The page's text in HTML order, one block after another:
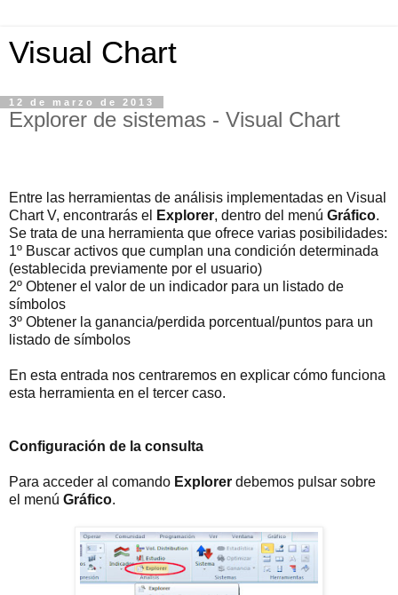
Visual Chart
12 de marzo de 2013
Explorer de sistemas - Visual Chart
Entre las herramientas de análisis implementadas en Visual
Chart V, encontrarás el
Explorer, dentro del menú Gráfico.
Se trata de una herramienta que ofrece varias posibilidades:
1º Buscar activos que cumplan una condición determinada
(establecida previamente por el usuario)
2º Obtener el valor de un indicador para un listado de
símbolos
3º Obtener la ganancia/perdida porcentual/puntos para un
listado de símbolos
En esta entrada nos centraremos en explicar cómo funciona
esta herramienta en el tercer caso.
Configuración de la consulta
Para acceder al comando Explorer debemos pulsar sobre
el menú Gráfico.